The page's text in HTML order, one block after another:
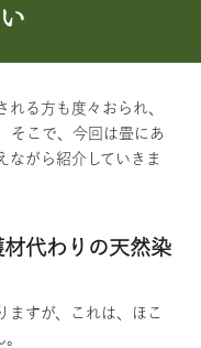
る方も度々おられ、
そこで、今回は畳にあ
ながら紹介していきま
代わりの天然染
ますが、これは、ほこ